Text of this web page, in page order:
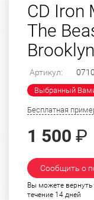
CD Iron
The
Артикул:
Выбранный
Бесплатная
1 500 ₽
Сообщить о
Вы можете вернуть
течение 14 дней